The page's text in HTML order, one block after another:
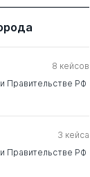
8 кейсов
Правительстве РФ
3 кейса
Правительстве РФ